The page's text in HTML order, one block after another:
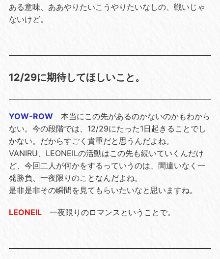
ある意味、ああやりたいこうやりたいなしの、戦いじゃ
ないけど。
12/29に期待してほしいこと。
YOW-ROW 本当にこの先があるのかないのかもわから
ない。今の段階では、12/29にたった1日起きることでし
かない。だからすごく貴重だと思うんだよね。
VANIRU、LEONEILの活動はこの先も続いていくんだけ
ど、今回二人が何かをするっていうのは、間違いなく一
発勝負、一夜限りのことなんだよね。
是非是非その瞬間を見てもらいたいなと思いますね。
LEONEIL 一夜限りのロマンスということで。